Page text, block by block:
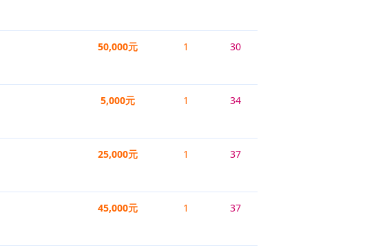
50,000元 1 30
5,000元 1 34
25,000元 1 37
45,000元 1 37